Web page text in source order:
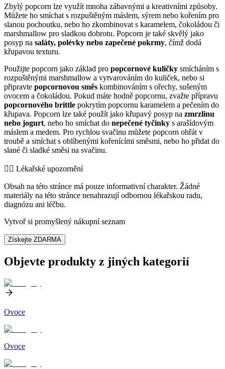
Zbylý popcorn lze využít mnoha zábavnými a kreativními způsoby.
Můžete ho smíchat s rozpuštěným máslem, sýrem nebo kořením pro
slanou pochoutku, nebo ho zkombinovat s karamelem, čokoládou či
marshmallow pro sladkou dobrotu. Popcorn je také skvělý jako
posyp na saláty, polévky nebo zapečené pokrmy, čímž dodá
křupavou texturu.
Použijte popcorn jako základ pro popcornové kuličky smícháním s
rozpuštěnými marshmallow a vytvarováním do kuliček, nebo si
připravte popcornovou směs kombinováním s ořechy, sušeným
ovocem a čokoládou. Pokud máte hodně popcornu, zvažte přípravu
popcornového brittle pokrytím popcornu karamelem a pečením do
křupava. Popcorn lze také použít jako křupavý posyp na zmrzlinu
nebo jogurt, nebo ho smíchat do nepečené tyčinky s arašídovým
máslem a medem. Pro rychlou svačinu můžete popcorn ohřát v
troubě a smíchat s oblíbenými kořenícími směsmi, nebo ho přidat do
slané či sladké směsi na svačinu.
👨‍⚕️️ Lékařské upozornění
Obsah na této stránce má pouze informativní charakter. Žádné
materiály na této stránce nenahrazují odbornou lékařskou radu,
diagnózu ani léčbu.
Vytvoř si promyšlený nákupní seznam
Získejte ZDARMA
Objevte produkty z jiných kategorií
Ovoce
Ovoce